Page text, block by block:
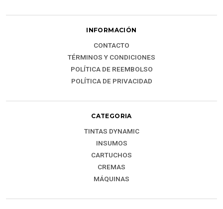
INFORMACIÓN
CONTACTO
TÉRMINOS Y CONDICIONES
POLÍTICA DE REEMBOLSO
POLÍTICA DE PRIVACIDAD
CATEGORIA
TINTAS DYNAMIC
INSUMOS
CARTUCHOS
CREMAS
MÁQUINAS